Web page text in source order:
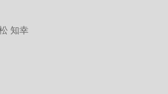
知幸